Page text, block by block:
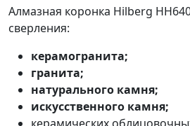
Алмазная коронка Hilberg
сверления:
керамогранита;
гранита;
натурального камня;
искусственного камня;